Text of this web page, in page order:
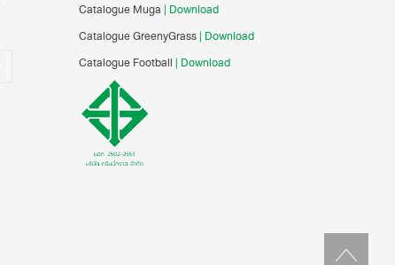
Catalogue Muga | Download
Catalogue GreenyGrass| Download
Catalogue Football | Download